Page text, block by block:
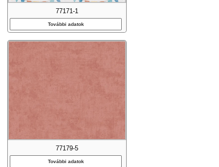
77171-1
További adatok
77179-5
További adatok